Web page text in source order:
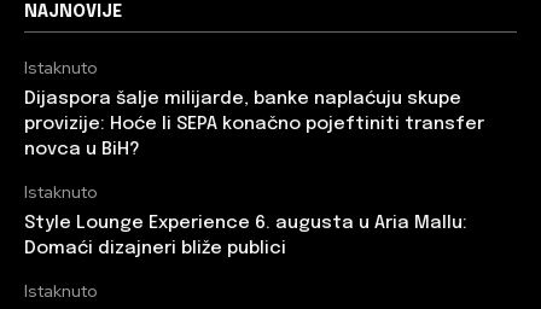
NAJNOVIJE
Istaknuto
Dijaspora šalje milijarde, banke naplaćuju skupe
provizije: Hoće li SEPA konačno pojeftiniti transfer
novca u BiH?
Istaknuto
Style Lounge Experience 6. augusta u Aria Mallu:
Domaći dizajneri bliže publici
Istaknuto